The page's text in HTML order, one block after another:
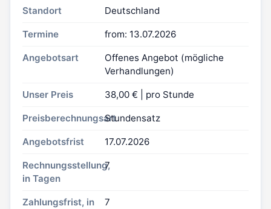
Standort Deutschland
Termine from: 13.07.2026
Angebotsart
Offenes Angebot (mögliche
Verhandlungen)
Unser Preis 38,00 € | pro Stunde
PreisberechnungsartStundensatz
Angebotsfrist 17.07.2026
Rechnungsstellung,
in Tagen
7
Zahlungsfrist, in
7